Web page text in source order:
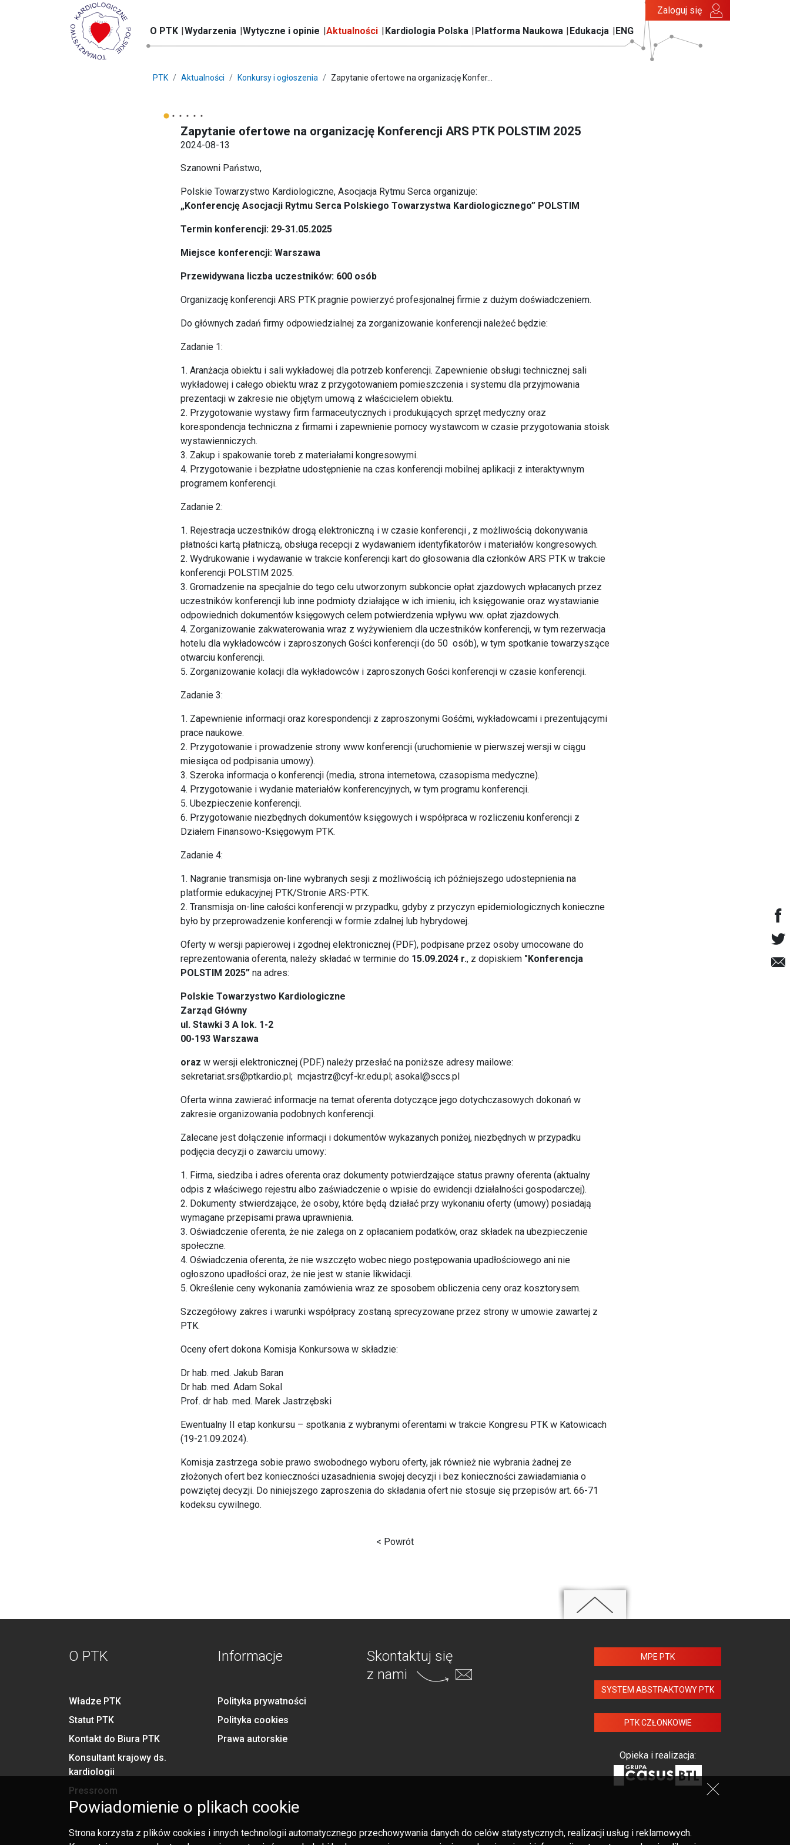
O PTK Wydarzenia Wytyczne i opinie Aktualności Kardiologia Polska Platforma Naukowa Edukacja ENG
Zaloguj się
PTK Aktualności Konkursy i ogłoszenia Zapytanie ofertowe na organizację Konfer...
Zapytanie ofertowe na organizację Konferencji ARS PTK POLSTIM 2025
2024-08-13
Szanowni Państwo,
Polskie Towarzystwo Kardiologiczne, Asocjacja Rytmu Serca organizuje:
„Konferencję Asocjacji Rytmu Serca Polskiego Towarzystwa Kardiologicznego” POLSTIM
Termin konferencji: 29-31.05.2025
Miejsce konferencji: Warszawa
Przewidywana liczba uczestników: 600 osób
Organizację konferencji ARS PTK pragnie powierzyć profesjonalnej firmie z dużym doświadczeniem.
Do głównych zadań firmy odpowiedzialnej za zorganizowanie konferencji należeć będzie:
Zadanie 1:
1. Aranżacja obiektu i sali wykładowej dla potrzeb konferencji. Zapewnienie obsługi technicznej sali
wykładowej i całego obiektu wraz z przygotowaniem pomieszczenia i systemu dla przyjmowania
prezentacji w zakresie nie objętym umową z właścicielem obiektu.
2. Przygotowanie wystawy firm farmaceutycznych i produkujących sprzęt medyczny oraz
korespondencja techniczna z firmami i zapewnienie pomocy wystawcom w czasie przygotowania stoisk
wystawienniczych.
3. Zakup i spakowanie toreb z materiałami kongresowymi.
4. Przygotowanie i bezpłatne udostępnienie na czas konferencji mobilnej aplikacji z interaktywnym
programem konferencji.
Zadanie 2:
1. Rejestracja uczestników drogą elektroniczną i w czasie konferencji , z możliwością dokonywania
płatności kartą płatniczą, obsługa recepcji z wydawaniem identyfikatorów i materiałów kongresowych.
2. Wydrukowanie i wydawanie w trakcie konferencji kart do głosowania dla członków ARS PTK w trakcie
konferencji POLSTIM 2025.
3. Gromadzenie na specjalnie do tego celu utworzonym subkoncie opłat zjazdowych wpłacanych przez
uczestników konferencji lub inne podmioty działające w ich imieniu, ich księgowanie oraz wystawianie
odpowiednich dokumentów księgowych celem potwierdzenia wpływu ww. opłat zjazdowych.
4. Zorganizowanie zakwaterowania wraz z wyżywieniem dla uczestników konferencji, w tym rezerwacja
hotelu dla wykładowców i zaproszonych Gości konferencji (do 50 osób), w tym spotkanie towarzyszące
otwarciu konferencji.
5. Zorganizowanie kolacji dla wykładowców i zaproszonych Gości konferencji w czasie konferencji.
Zadanie 3:
1. Zapewnienie informacji oraz korespondencji z zaproszonymi Gośćmi, wykładowcami i prezentującymi
prace naukowe.
2. Przygotowanie i prowadzenie strony www konferencji (uruchomienie w pierwszej wersji w ciągu
miesiąca od podpisania umowy).
3. Szeroka informacja o konferencji (media, strona internetowa, czasopisma medyczne).
4. Przygotowanie i wydanie materiałów konferencyjnych, w tym programu konferencji.
5. Ubezpieczenie konferencji.
6. Przygotowanie niezbędnych dokumentów księgowych i współpraca w rozliczeniu konferencji z
Działem Finansowo-Księgowym PTK.
Zadanie 4:
1. Nagranie transmisja on-line wybranych sesji z możliwością ich późniejszego udostepnienia na
platformie edukacyjnej PTK/Stronie ARS-PTK.
2. Transmisja on-line całości konferencji w przypadku, gdyby z przyczyn epidemiologicznych konieczne
było by przeprowadzenie konferencji w formie zdalnej lub hybrydowej.
Oferty w wersji papierowej i zgodnej elektronicznej (PDF), podpisane przez osoby umocowane do
reprezentowania oferenta, należy składać w terminie do 15.09.2024 r., z dopiskiem "Konferencja
POLSTIM 2025” na adres:
Polskie Towarzystwo Kardiologiczne
Zarząd Główny
ul. Stawki 3 A lok. 1-2
00-193 Warszawa
oraz w wersji elektronicznej (PDF.) należy przesłać na poniższe adresy mailowe:
sekretariat.srs@ptkardio.pl ; mcjastrz@cyf-kr.edu.pl ; asokal@sccs.pl
Oferta winna zawierać informacje na temat oferenta dotyczące jego dotychczasowych dokonań w
zakresie organizowania podobnych konferencji.
Zalecane jest dołączenie informacji i dokumentów wykazanych poniżej, niezbędnych w przypadku
podjęcia decyzji o zawarciu umowy:
1. Firma, siedziba i adres oferenta oraz dokumenty potwierdzające status prawny oferenta (aktualny
odpis z właściwego rejestru albo zaświadczenie o wpisie do ewidencji działalności gospodarczej).
2. Dokumenty stwierdzające, że osoby, które będą działać przy wykonaniu oferty (umowy) posiadają
wymagane przepisami prawa uprawnienia.
3. Oświadczenie oferenta, że nie zalega on z opłacaniem podatków, oraz składek na ubezpieczenie
społeczne.
4. Oświadczenia oferenta, że nie wszczęto wobec niego postępowania upadłościowego ani nie
ogłoszono upadłości oraz, że nie jest w stanie likwidacji.
5. Określenie ceny wykonania zamówienia wraz ze sposobem obliczenia ceny oraz kosztorysem.
Szczegółowy zakres i warunki współpracy zostaną sprecyzowane przez strony w umowie zawartej z
PTK.
Oceny ofert dokona Komisja Konkursowa w składzie:
Dr hab. med. Jakub Baran
Dr hab. med. Adam Sokal
Prof. dr hab. med. Marek Jastrzębski
Ewentualny II etap konkursu – spotkania z wybranymi oferentami w trakcie Kongresu PTK w Katowicach
(19-21.09.2024).
Komisja zastrzega sobie prawo swobodnego wyboru oferty, jak również nie wybrania żadnej ze
złożonych ofert bez konieczności uzasadnienia swojej decyzji i bez konieczności zawiadamiania o
powziętej decyzji. Do niniejszego zaproszenia do składania ofert nie stosuje się przepisów art. 66-71
kodeksu cywilnego.
< Powrót
O PTK
Władze PTK
Statut PTK
Kontakt do Biura PTK
Konsultant krajowy ds.
kardiologii
Pressroom
Informacje
Polityka prywatności
Polityka cookies
Prawa autorskie
Skontaktuj się
z nami
MPE PTK
SYSTEM ABSTRAKTOWY PTK
PTK CZŁONKOWIE
Opieka i realizacja:
Powiadomienie o plikach cookie
Strona korzysta z plików cookies i innych technologii automatycznego przechowywania danych do celów statystycznych, realizacji usług i reklamowych.